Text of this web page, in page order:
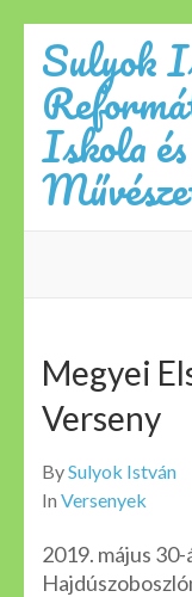
content
(Press
Enter)
Sulyok
Iskola
Megyei
Verseny
BySulyok István
In Versenyek
2019. május